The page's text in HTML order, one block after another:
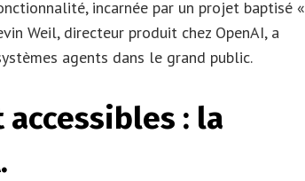
incarnée par un projet baptisé «
Weil, directeur produit chez OpenAI, a
agents dans le grand public.
: la